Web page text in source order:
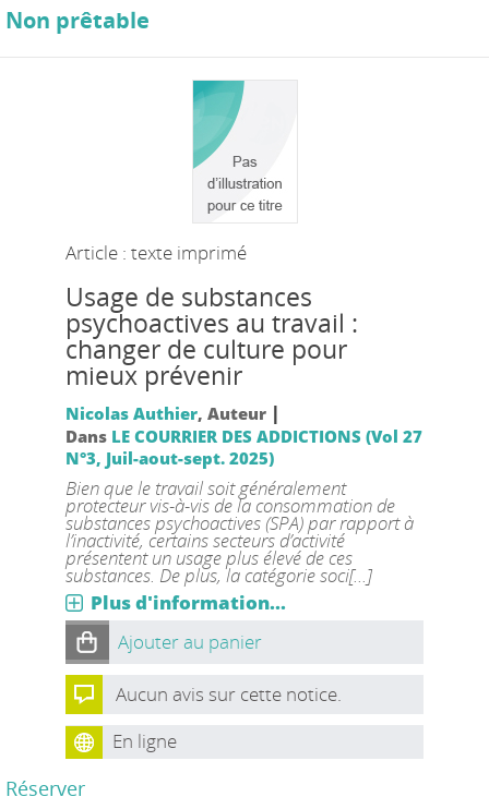
Non prêtable
Article : texte imprimé
Usage de substances
psychoactives au travail :
changer de culture pour
mieux prévenir
Nicolas Authier, Auteur |
Dans LE COURRIER DES ADDICTIONS (Vol 27
N°3, Juil-aout-sept. 2025)
Bien que le travail soit généralement
protecteur vis-à-vis de la consommation de
substances psychoactives (SPA) par rapport à
l’inactivité, certains secteurs d’activité
présentent un usage plus élevé de ces
substances. De plus, la catégorie soci[...]
Plus d'information...
Ajouter au panier
Aucun avis sur cette notice.
En ligne
Réserver